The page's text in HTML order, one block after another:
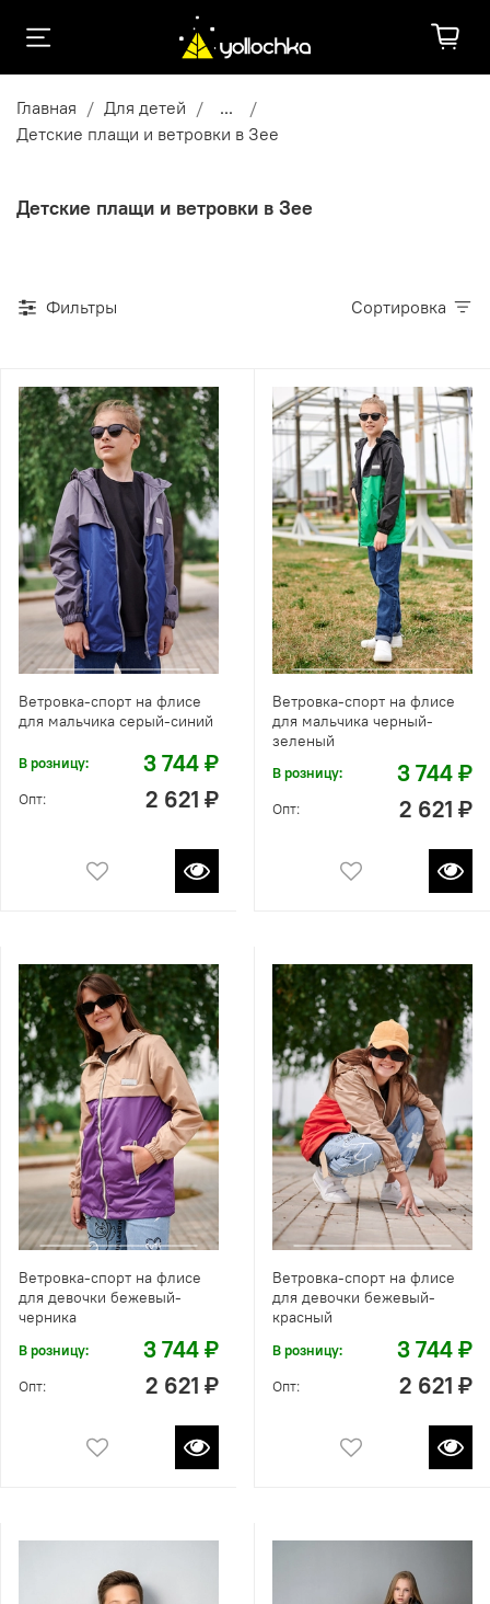
Главная Для детей
...
Детские плащи и ветровки в Зее
Детские плащи и ветровки в Зее
Фильтры Сортировка
Ветровка-спорт на флисе
для мальчика серый-синий
В розницу: 3 744 ₽
Опт: 2 621 ₽
Ветровка-спорт на флисе
для мальчика черный-
зеленый
В розницу: 3 744 ₽
Опт: 2 621 ₽
Ветровка-спорт на флисе
для девочки бежевый-
черника
В розницу: 3 744 ₽
Опт: 2 621 ₽
Ветровка-спорт на флисе
для девочки бежевый-
красный
В розницу: 3 744 ₽
Опт: 2 621 ₽